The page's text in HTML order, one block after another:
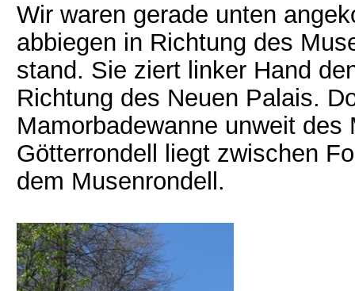
Wir waren gerade unten
abbiegen in Richtung des
stand. Sie ziert linker Hand
Richtung des Neuen Palais.
Mamorbadewanne unweit
Götterrondell liegt zwischen
dem Musenrondell.